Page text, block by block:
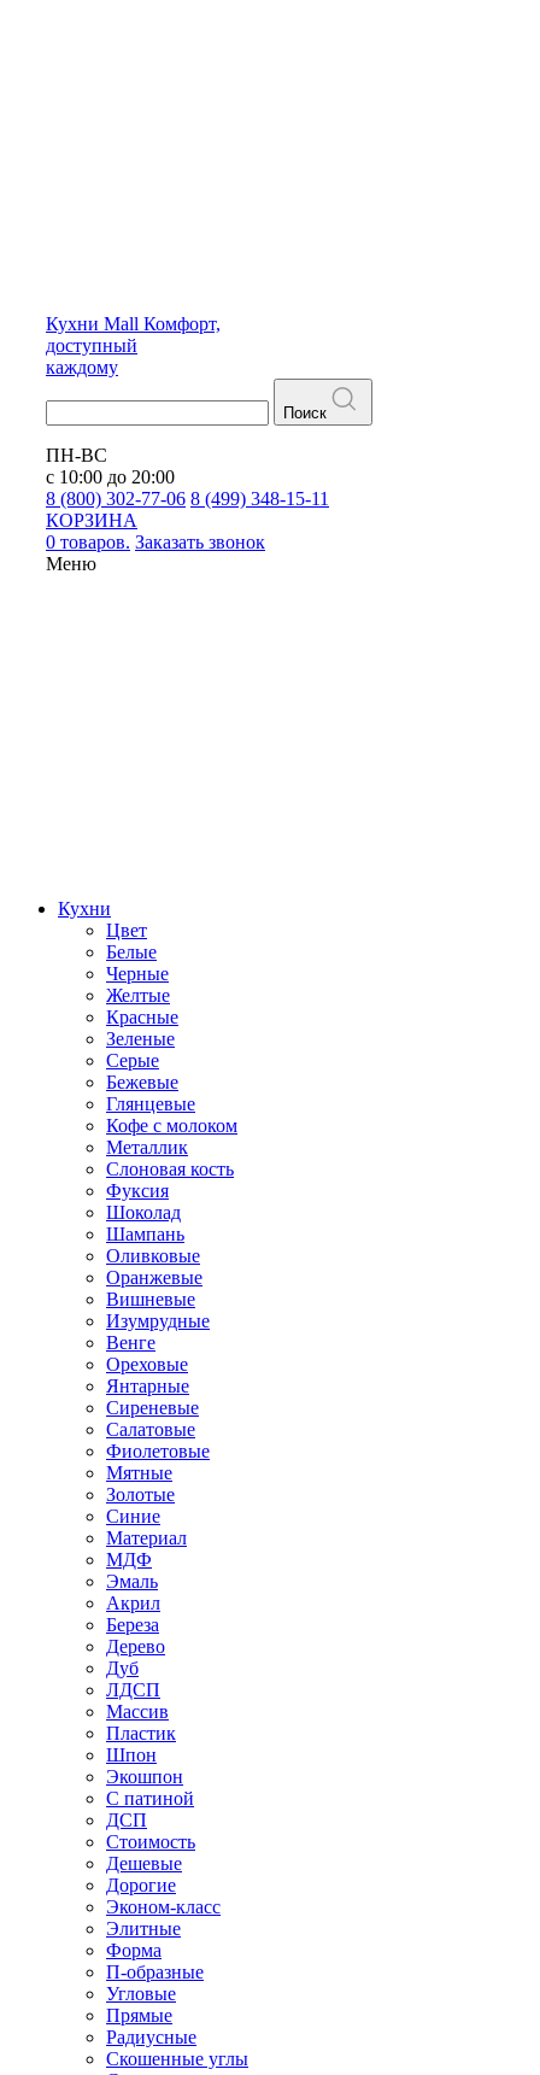
Кухни Mall Комфорт,
доступный
каждому
Поиск
ПН-ВС
с 10:00 до 20:00
8 (800) 302-77-06 8 (499) 348-15-11
КОРЗИНА
0 товаров. Заказать звонок
Меню
Кухни
Цвет
Белые
Черные
Желтые
Красные
Зеленые
Серые
Бежевые
Глянцевые
Кофе с молоком
Металлик
Слоновая кость
Фуксия
Шоколад
Шампань
Оливковые
Оранжевые
Вишневые
Изумрудные
Венге
Ореховые
Янтарные
Сиреневые
Салатовые
Фиолетовые
Мятные
Золотые
Синие
Материал
МДФ
Эмаль
Акрил
Береза
Дерево
Дуб
ЛДСП
Массив
Пластик
Шпон
Экошпон
С патиной
ДСП
Стоимость
Дешевые
Дорогие
Эконом-класс
Элитные
Форма
П-образные
Угловые
Прямые
Радиусные
Скошенные углы